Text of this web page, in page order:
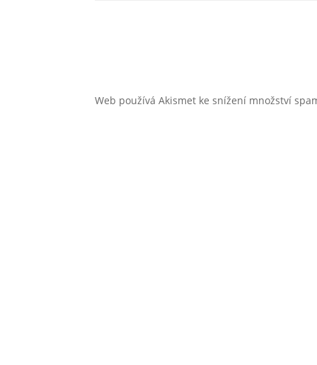
Web používá Akismet ke snížení množství